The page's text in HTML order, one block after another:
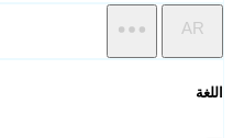
AR
اللغة